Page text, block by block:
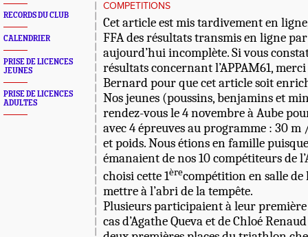
RECORDS DU CLUB
CALENDRIER
PRISE DE LICENCES
JEUNES
PRISE DE LICENCES
ADULTES
COMPETITIONS
Cet article est mis tardivement en
FFA des résultats transmis en ligne
aujourd’hui incomplète. Si vous
résultats concernant l’APPAM61,
Bernard pour que cet article soit
Nos jeunes (poussins, benjamins et
rendez-vous le 4 novembre à Aube
avec 4 épreuves au programme : 30
et poids. Nous étions en famille
émanaient de nos 10 compétiteurs de
choisi cette 1èrecompétition en salle de
mettre à l’abri de la tempête.
Plusieurs participaient à leur première
cas d’Agathe Queva et de Chloé